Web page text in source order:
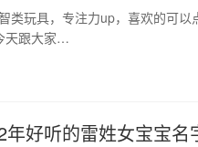
类玩具，专注力up，喜欢的可
天跟大家…
好听的雷姓女宝宝名